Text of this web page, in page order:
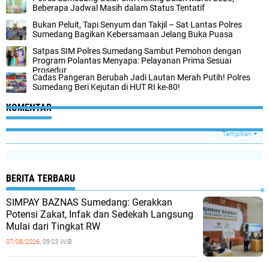
Beberapa Jadwal Masih dalam Status Tentatif
Bukan Peluit, Tapi Senyum dan Takjil – Sat Lantas Polres
Sumedang Bagikan Kebersamaan Jelang Buka Puasa
Satpas SIM Polres Sumedang Sambut Pemohon dengan
Program Polantas Menyapa: Pelayanan Prima Sesuai
Prosedur
Cadas Pangeran Berubah Jadi Lautan Merah Putih! Polres
Sumedang Beri Kejutan di HUT RI ke-80!
KOMENTAR
Tampilkan
BERITA TERBARU
SIMPAY BAZNAS Sumedang: Gerakkan
Potensi Zakat, Infak dan Sedekah Langsung
Mulai dari Tingkat RW
07/08/2026, 09:03 WIB